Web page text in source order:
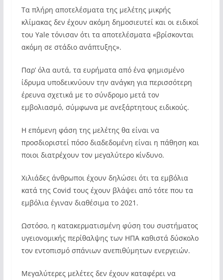
Τα πλήρη αποτελέσματα της μελέτης μικρής
κλίμακας δεν έχουν ακόμη δημοσιευτεί και οι ειδικοί
του Yale τόνισαν ότι τα αποτελέσματα «βρίσκονται
ακόμη σε στάδιο ανάπτυξης».
Παρ’ όλα αυτά, τα ευρήματα από ένα φημισμένο
ίδρυμα υποδεικνύουν την ανάγκη για περισσότερη
έρευνα σχετικά με το σύνδρομο μετά τον
εμβολιασμό, σύμφωνα με ανεξάρτητους ειδικούς.
Η επόμενη φάση της μελέτης θα είναι να
προσδιοριστεί πόσο διαδεδομένη είναι η πάθηση και
ποιοι διατρέχουν τον μεγαλύτερο κίνδυνο.
Χιλιάδες άνθρωποι έχουν δηλώσει ότι τα εμβόλια
κατά της Covid τους έχουν βλάψει από τότε που τα
εμβόλια έγιναν διαθέσιμα το 2021.
Ωστόσο, η κατακερματισμένη φύση του συστήματος
υγειονομικής περίθαλψης των ΗΠΑ καθιστά δύσκολο
τον εντοπισμό σπάνιων ανεπιθύμητων ενεργειών.
Μεγαλύτερες μελέτες δεν έχουν καταφέρει να